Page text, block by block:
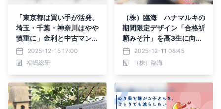
「東京都は買い手が活発、
埼玉・千葉・神奈川はやや
慎重に」金利と中古マンシ
ョン市場2025-12-15 17:00
福嶋総研
（株）臨海 ハナマルキの
期間限定デザイン「合格祈
願みそ汁」を高3生に向け
配布！2025-12-11 08:45
（株）臨海